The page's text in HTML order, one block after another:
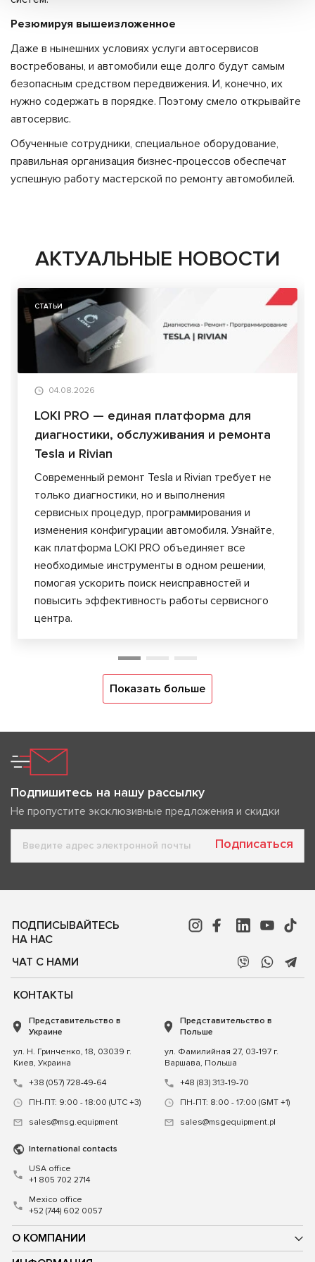
Резюмируя вышеизложенное
Даже в нынешних условиях услуги автосервисов
востребованы, и автомобили еще долго будут самым
безопасным средством передвижения. И, конечно, их
нужно содержать в порядке. Поэтому смело открывайте
автосервис.
Обученные сотрудники, специальное оборудование,
правильная организация бизнес-процессов обеспечат
успешную работу мастерской по ремонту автомобилей.
АКТУАЛЬНЫЕ НОВОСТИ
СТАТЬИ
04.08.2026
LOKI PRO — единая платформа для
диагностики, обслуживания и ремонта
Tesla и Rivian
Современный ремонт Tesla и Rivian требует не
только диагностики, но и выполнения
сервисных процедур, программирования и
изменения конфигурации автомобиля. Узнайте,
как платформа LOKI PRO объединяет все
необходимые инструменты в одном решении,
помогая ускорить поиск неисправностей и
повысить эффективность работы сервисного
центра.
Показать больше
Подпишитесь на нашу рассылку
Не пропустите эксклюзивные предложения и скидки
Подписаться
ПОДПИСЫВАЙТЕСЬ
НА НАС
ЧАТ С НАМИ
О КОМПАНИИ
КОНТАКТЫ
Представительство в
Украине
ул. Н. Гринченко, 18, 03039 г.
Киев, Украина
+38 (057) 728-49-64
ПН-ПТ: 9:00 - 18:00 (UTC +3)
sales@msg.equipment
Представительство в
Польше
ул. Фамилийная 27, 03-197 г.
Варшава, Польша
+48 (83) 313-19-70
ПН-ПТ: 8:00 - 17:00 (GMT +1)
sales@msgequipment.pl
International contacts
USA office
+1 805 702 2714
Mexico office
+52 (744) 602 0057